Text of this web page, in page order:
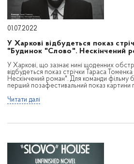
01.07.2022
У Харкові відбудеться показ
"Будинок "Слово". Нескінчений
У Харкові, що зазнає нині щоденних
відбудеться показ стрічки Тараса
Нескінчений роман". Для команди фільму
перший позафестивальний показ картини
Читати далі